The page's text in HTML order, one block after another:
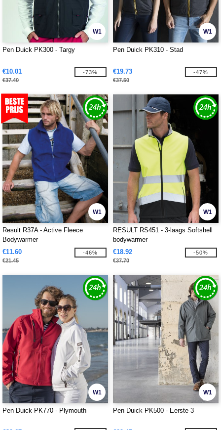
W1
Pen Duick PK300 - Targy
€10.01
€37.40
-73%
W1
Pen Duick PK310 - Stad
€19.73
€37.50
-47%
W1
Result R37A - Active Fleece
Bodywarmer
€11.60
€21.45
-46%
W1
RESULT RS451 - 3-laags Softshell
bodywarmer
€18.92
€37.70
-50%
W1
Pen Duick PK770 - Plymouth
W1
Pen Duick PK500 - Eerste 3